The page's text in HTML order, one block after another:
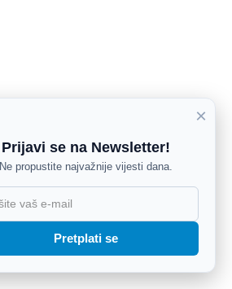
×
Prijavi se na Newsletter!
Ne propustite najvažnije vijesti dana.
Pretplati se